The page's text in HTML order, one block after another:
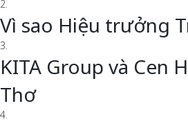
2.
Vì sao Hiệu trưởng
3.
KITA Group và Cen
Thơ
4.